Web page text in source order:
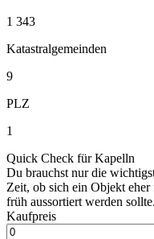
1 343
Katastralgemeinden
9
PLZ
1
Quick Check für Kapelln
Du brauchst nur die
Zeit, ob sich ein Objekt
früh aussortiert werden sollte.
Kaufpreis